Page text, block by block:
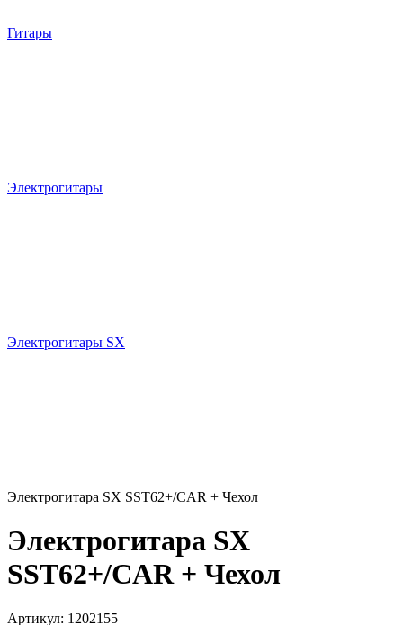
Гитары
Электрогитары
Электрогитары SX
Электрогитара SX SST62+/CAR + Чехол
Электрогитара SX
SST62+/CAR + Чехол
Артикул: 1202155